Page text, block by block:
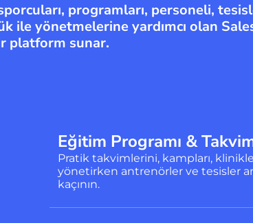
programları, personeli,
ile yönetmelerine yardımcı olan
platform sunar.
Eğitim Programı &
Pratik takvimlerini, kampları,
yönetirken antrenörler ve tesisler
kaçının.